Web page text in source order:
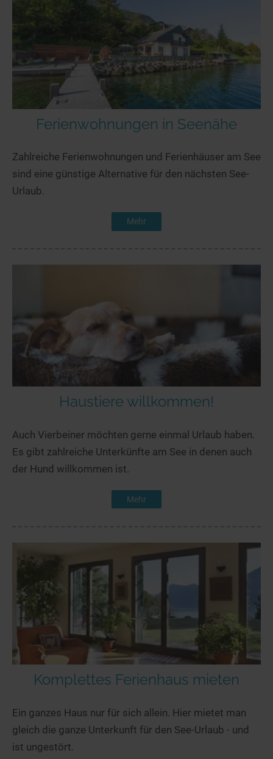
Ferienwohnungen in Seenähe
Zahlreiche Ferienwohnungen und Ferienhäuser am See
sind eine günstige Alternative für den nächsten See-
Urlaub.
Mehr
Haustiere willkommen!
Auch Vierbeiner möchten gerne einmal Urlaub haben.
Es gibt zahlreiche Unterkünfte am See in denen auch
der Hund willkommen ist.
Mehr
Komplettes Ferienhaus mieten
Ein ganzes Haus nur für sich allein. Hier mietet man
gleich die ganze Unterkunft für den See-Urlaub - und
ist ungestört.